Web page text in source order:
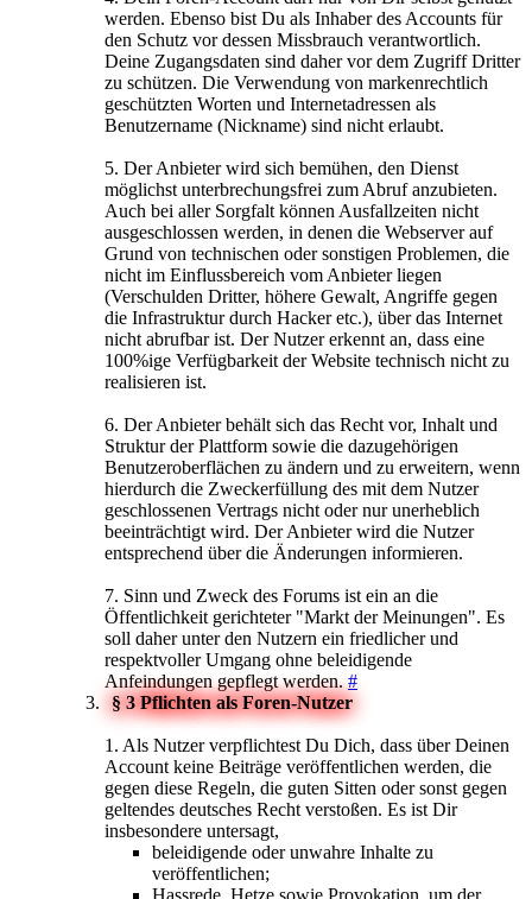
werden. Ebenso bist Du als Inhaber des Accounts für
den Schutz vor dessen Missbrauch verantwortlich.
Deine Zugangsdaten sind daher vor dem Zugriff Dritter
zu schützen. Die Verwendung von markenrechtlich
geschützten Worten und Internetadressen als
Benutzername (Nickname) sind nicht erlaubt.
5. Der Anbieter wird sich bemühen, den Dienst
möglichst unterbrechungsfrei zum Abruf anzubieten.
Auch bei aller Sorgfalt können Ausfallzeiten nicht
ausgeschlossen werden, in denen die Webserver auf
Grund von technischen oder sonstigen Problemen, die
nicht im Einflussbereich vom Anbieter liegen
(Verschulden Dritter, höhere Gewalt, Angriffe gegen
die Infrastruktur durch Hacker etc.), über das Internet
nicht abrufbar ist. Der Nutzer erkennt an, dass eine
100%ige Verfügbarkeit der Website technisch nicht zu
realisieren ist.
6. Der Anbieter behält sich das Recht vor, Inhalt und
Struktur der Plattform sowie die dazugehörigen
Benutzeroberflächen zu ändern und zu erweitern, wenn
hierdurch die Zweckerfüllung des mit dem Nutzer
geschlossenen Vertrags nicht oder nur unerheblich
beeinträchtigt wird. Der Anbieter wird die Nutzer
entsprechend über die Änderungen informieren.
7. Sinn und Zweck des Forums ist ein an die
Öffentlichkeit gerichteter "Markt der Meinungen". Es
soll daher unter den Nutzern ein friedlicher und
respektvoller Umgang ohne beleidigende
Anfeindungen gepflegt werden. #
§ 3 Pflichten als Foren-Nutzer
1. Als Nutzer verpflichtest Du Dich, dass über Deinen
Account keine Beiträge veröffentlichen werden, die
gegen diese Regeln, die guten Sitten oder sonst gegen
geltendes deutsches Recht verstoßen. Es ist Dir
insbesondere untersagt,
beleidigende oder unwahre Inhalte zu
veröffentlichen;